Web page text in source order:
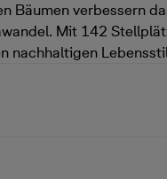
Bäumen verbessern
Mit 142
nachhaltigen